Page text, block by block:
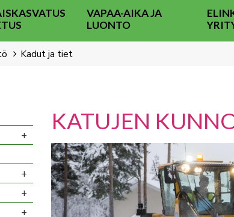
VAPAA-AIKA JA
LUONTO
Kadut ja tiet
KATUJEN